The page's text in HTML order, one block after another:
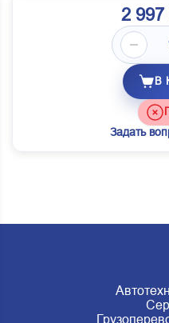
2 997
В
Задать